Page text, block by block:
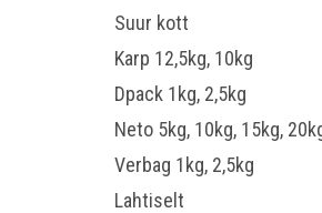
Suur kott
Karp 12,5kg, 10kg
Dpack 1kg, 2,5kg
Neto 5kg, 10kg, 15kg,
Verbag 1kg, 2,5kg
Lahtiselt